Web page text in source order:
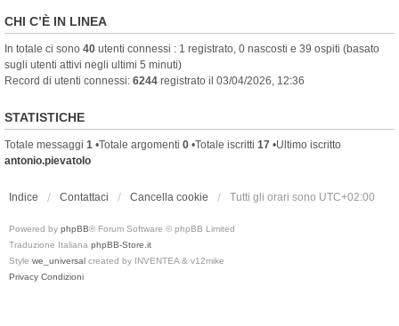
CHI C’È IN LINEA
In totale ci sono 40 utenti connessi : 1 registrato, 0 nascosti e 39 ospiti (basato
sugli utenti attivi negli ultimi 5 minuti)
Record di utenti connessi: 6244 registrato il 03/04/2026, 12:36
STATISTICHE
Totale messaggi 1 •Totale argomenti 0 •Totale iscritti 17 •Ultimo iscritto
antonio.pievatolo
Indice Contattaci Cancella cookie Tutti gli orari sono UTC+02:00
Powered by phpBB® Forum Software © phpBB Limited
Traduzione Italiana phpBB-Store.it
Style we_universal created by INVENTEA & v12mike
Privacy Condizioni